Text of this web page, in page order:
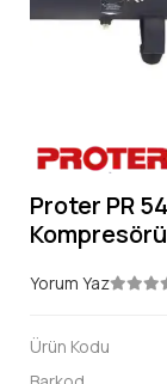
Proter PR
Kompresörü
Yorum Yaz
Ürün Kodu